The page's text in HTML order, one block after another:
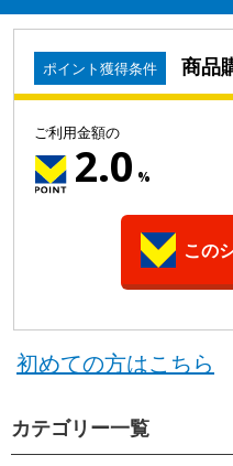
ポイント獲得条件 商品
ご利用金額の
2.0 %
この
初めての方はこちら
カテゴリー一覧